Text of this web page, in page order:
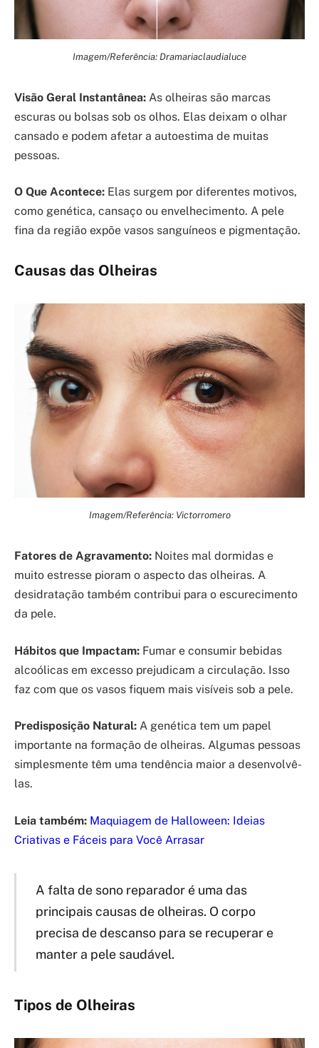
Imagem/Referência: Dramariaclaudialuce
Visão Geral Instantânea: As olheiras são marcas
escuras ou bolsas sob os olhos. Elas deixam o olhar
cansado e podem afetar a autoestima de muitas
pessoas.
O Que Acontece: Elas surgem por diferentes motivos,
como genética, cansaço ou envelhecimento. A pele
fina da região expõe vasos sanguíneos e pigmentação.
Causas das Olheiras
Imagem/Referência: Victorromero
Fatores de Agravamento: Noites mal dormidas e
muito estresse pioram o aspecto das olheiras. A
desidratação também contribui para o escurecimento
da pele.
Hábitos que Impactam: Fumar e consumir bebidas
alcoólicas em excesso prejudicam a circulação. Isso
faz com que os vasos fiquem mais visíveis sob a pele.
Predisposição Natural: A genética tem um papel
importante na formação de olheiras. Algumas pessoas
simplesmente têm uma tendência maior a desenvolvê-
las.
Leia também: Maquiagem de Halloween: Ideias
Criativas e Fáceis para Você Arrasar
A falta de sono reparador é uma das
principais causas de olheiras. O corpo
precisa de descanso para se recuperar e
manter a pele saudável.
Tipos de Olheiras